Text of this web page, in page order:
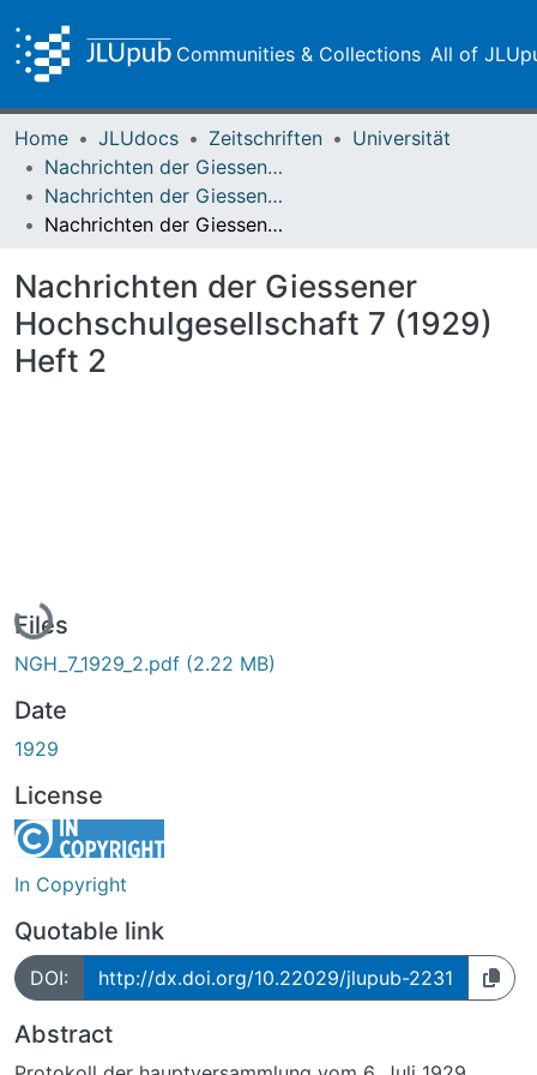
Communities & Collections All of
Home JLUdocs Zeitschriften
Universität
Nachrichten der Giessener Hochschulgesellschaft
Nachrichten der Giessener Hochschulgesellschaft Vol. 07 (1929) Heft 2
Nachrichten der Giessener Hochschulgesellschaft 7 (1929) Heft 2
Nachrichten der Giessener
Hochschulgesellschaft 7 (1929)
Heft 2
Loading...
Files
NGH_7_1929_2.pdf (2.22 MB)
Date
1929
License
In Copyright
Quotable link
DOI: http://dx.doi.org/10.22029/jlupub-2231
Abstract